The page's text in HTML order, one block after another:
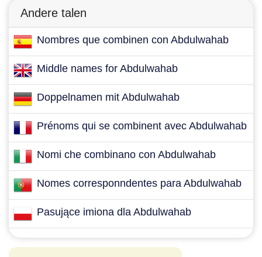
Andere talen
Nombres que combinen con Abdulwahab
Middle names for Abdulwahab
Doppelnamen mit Abdulwahab
Prénoms qui se combinent avec Abdulwahab
Nomi che combinano con Abdulwahab
Nomes corresponndentes para Abdulwahab
Pasujące imiona dla Abdulwahab